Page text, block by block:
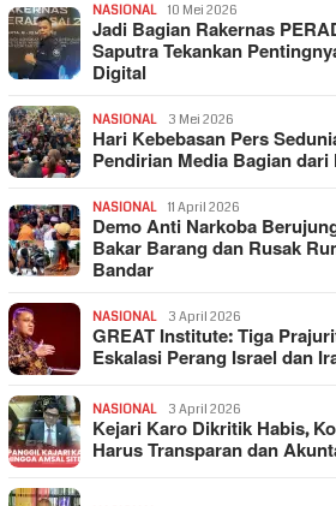
NASIONAL 10 Mei 2026
Jadi Bagian Rakernas
Saputra Tekankan
Digital
NASIONAL 3 Mei 2026
Hari Kebebasan Pers
Pendirian Media Bagian dari
NASIONAL 11 April 2026
Demo Anti Narkoba
Bakar Barang dan Rusak
Bandar
NASIONAL 3 April 2026
GREAT Institute: Tiga
Eskalasi Perang Israel dan
NASIONAL 3 April 2026
Kejari Karo Dikritik Habis,
Harus Transparan dan